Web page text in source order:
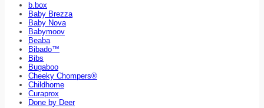
b.box
Baby Brezza
Baby Nova
Babymoov
Beaba
Bibado™
Bibs
Bugaboo
Cheeky Chompers®
Childhome
Curaprox
Done by Deer